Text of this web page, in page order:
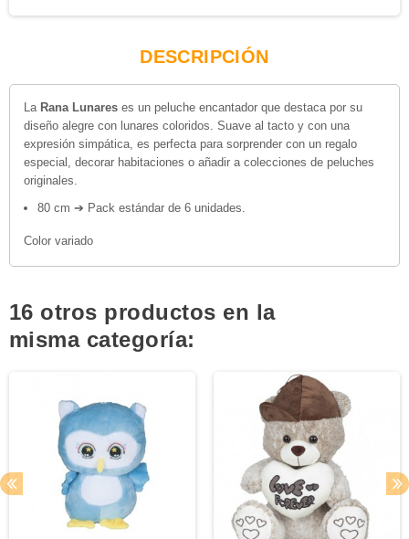
DESCRIPCIÓN
La Rana Lunares es un peluche encantador que destaca por su
diseño alegre con lunares coloridos. Suave al tacto y con una
expresión simpática, es perfecta para sorprender con un regalo
especial, decorar habitaciones o añadir a colecciones de peluches
originales.
80 cm ➔ Pack estándar de 6 unidades.
Color variado
16 otros productos en la
misma categoría: